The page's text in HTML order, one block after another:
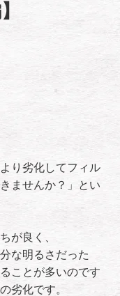
り劣化してフィル
ませんか？」とい
が良く、
な明るさだった
ことが多いのです
劣化です。